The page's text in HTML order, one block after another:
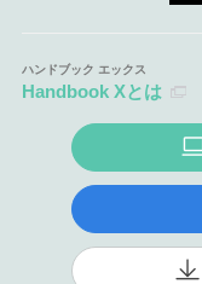
Handbook Xとは